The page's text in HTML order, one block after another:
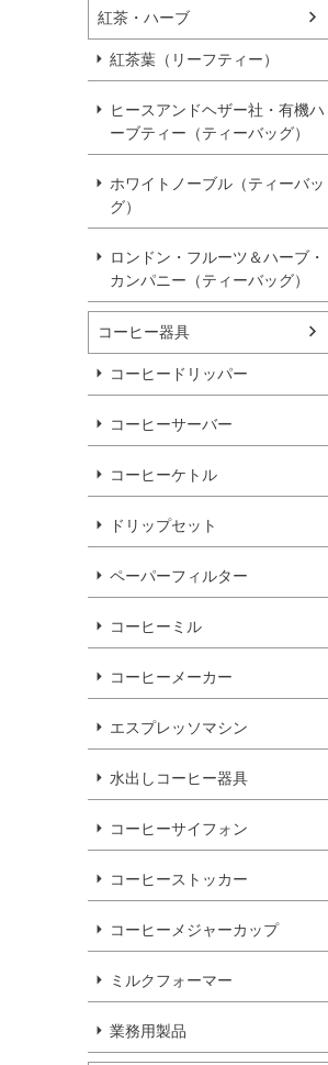
紅茶・ハーブ
紅茶葉（リーフティー）
ヒースアンドヘザー社・有機ハ
ーブティー（ティーバッグ）
ホワイトノーブル（ティーバッ
グ）
ロンドン・フルーツ＆ハーブ・
カンパニー（ティーバッグ）
コーヒー器具
コーヒードリッパー
コーヒーサーバー
コーヒーケトル
ドリップセット
ペーパーフィルター
コーヒーミル
コーヒーメーカー
エスプレッソマシン
水出しコーヒー器具
コーヒーサイフォン
コーヒーストッカー
コーヒーメジャーカップ
ミルクフォーマー
業務用製品